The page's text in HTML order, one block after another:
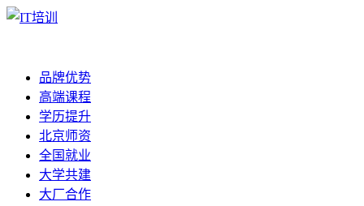
品牌优势
高端课程
学历提升
北京师资
全国就业
大学共建
大厂合作